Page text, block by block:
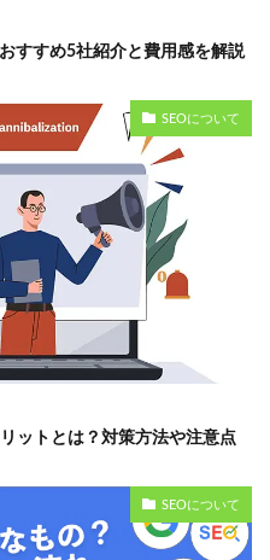
すすめ5社紹介と費用感を解説
SEOについて
ットとは？対策方法や注意点
SEOについて